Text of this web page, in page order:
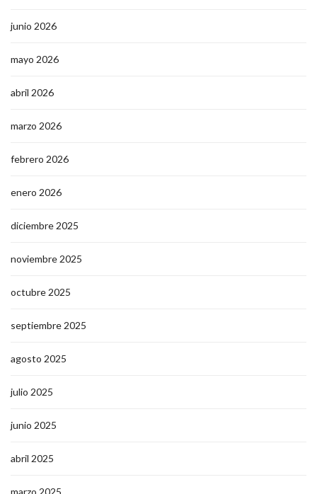
junio 2026
mayo 2026
abril 2026
marzo 2026
febrero 2026
enero 2026
diciembre 2025
noviembre 2025
octubre 2025
septiembre 2025
agosto 2025
julio 2025
junio 2025
abril 2025